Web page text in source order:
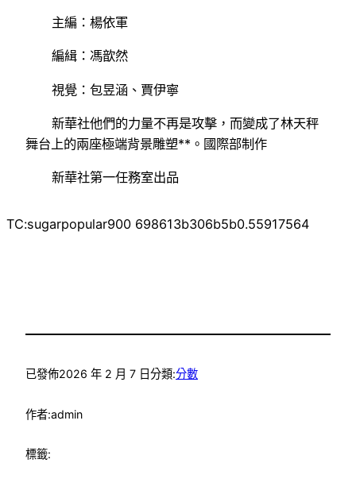
主編：楊依軍
編緝：馮歆然
視覺：包昱涵、賈伊寧
新華社他們的力量不再是攻擊，而變成了林天秤
舞台上的兩座極端背景雕塑**。國際部制作
新華社第一任務室出品
TC:sugarpopular900 698613b306b5b0.55917564
已發佈2026 年 2 月 7 日分類:分數
作者:admin
標籤: